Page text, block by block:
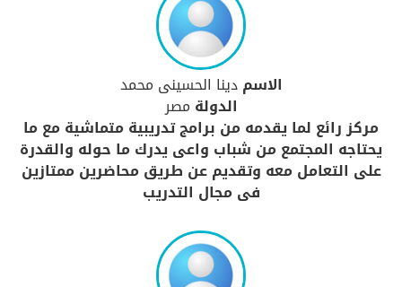
الاسمدينا الحسينى محمد
الدولة مصر
مركز رائع لما يقدمه من برامج تدريبية متماشية مع ما
يحتاجه المجتمع من شباب واعى يدرك ما حوله والقدرة
على التعامل معه وتقديم عن طريق محاضرين ممتازين
فى مجال التدريب